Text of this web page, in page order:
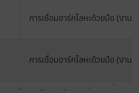
การเชื่อมอาร์กโลหะด้วยมือ (งานโ
การเชื่อมอาร์กโลหะด้วยมือ (งาน